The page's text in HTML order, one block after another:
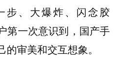
步、大爆炸、闪念胶
第一次意识到，国产手
审美和交互想象。